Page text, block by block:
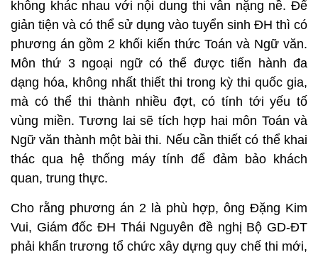
không khác nhau với nội dung thi vẫn nặng nề. Để
giản tiện và có thể sử dụng vào tuyển sinh ĐH thì có
phương án gồm 2 khối kiến thức Toán và Ngữ văn.
Môn thứ 3 ngoại ngữ có thể được tiến hành đa
dạng hóa, không nhất thiết thi trong kỳ thi quốc gia,
mà có thể thi thành nhiều đợt, có tính tới yếu tố
vùng miền. Tương lai sẽ tích hợp hai môn Toán và
Ngữ văn thành một bài thi. Nếu cần thiết có thể khai
thác qua hệ thống máy tính để đảm bảo khách
quan, trung thực.
Cho rằng phương án 2 là phù hợp, ông Đặng Kim
Vui, Giám đốc ĐH Thái Nguyên đề nghị Bộ GD-ĐT
phải khẩn trương tổ chức xây dựng quy chế thi mới,